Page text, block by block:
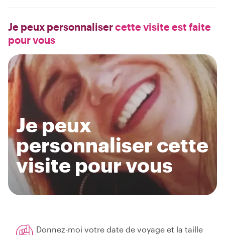
Je peux personnalisercette visite est faite
pour vous
Je peux
personnaliser cette
visite pour vous
Donnez-moi votre date de voyage et la taille